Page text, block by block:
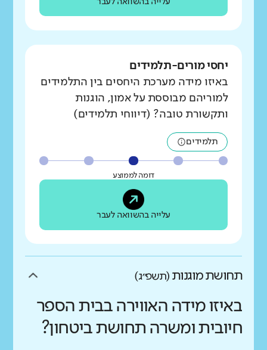
יחסי מורים-תלמידים
באיזו מידה מערכת היחסים בין התלמידים
למוריהם מבוססת על אמון, הוגנות
ותקשורת טובה? (דיווחי תלמידים)
תלמידים
דומה לממוצע
עלייה בהשוואה לעבר
תחושת מוגנות (תשפ״ג)
באיזו מידה האווירה בבית הספר
חיובית ומשרה תחושת ביטחון?